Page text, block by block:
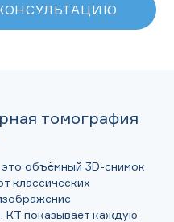
томография
объёмный 3D-снимок
классических
КТ показывает каждую